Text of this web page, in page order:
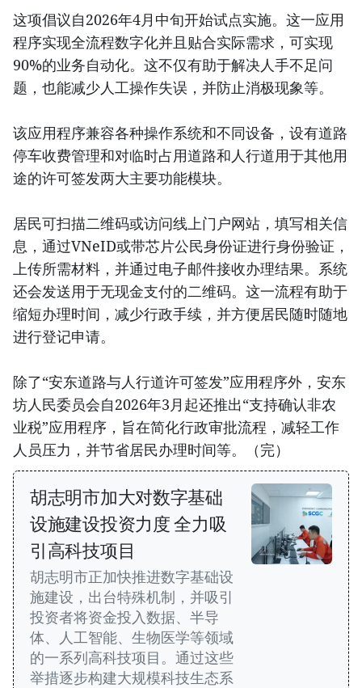
这项倡议自2026年4月中旬开始试点实施。这一应用
程序实现全流程数字化并且贴合实际需求，可实现
90%的业务自动化。这不仅有助于解决人手不足问
题，也能减少人工操作失误，并防止消极现象等。
该应用程序兼容各种操作系统和不同设备，设有道路
停车收费管理和对临时占用道路和人行道用于其他用
途的许可签发两大主要功能模块。
居民可扫描二维码或访问线上门户网站，填写相关信
息，通过VNeID或带芯片公民身份证进行身份验证，
上传所需材料，并通过电子邮件接收办理结果。系统
还会发送用于无现金支付的二维码。这一流程有助于
缩短办理时间，减少行政手续，并方便居民随时随地
进行登记申请。
除了“安东道路与人行道许可签发”应用程序外，安东
坊人民委员会自2026年3月起还推出“支持确认非农
业税”应用程序，旨在简化行政审批流程，减轻工作
人员压力，并节省居民办理时间等。（完）
胡志明市加大对数字基础
设施建设投资力度 全力吸
引高科技项目
胡志明市正加快推进数字基础设
施建设，出台特殊机制，并吸引
投资者将资金投入数据、半导
体、人工智能、生物医学等领域
的一系列高科技项目。通过这些
举措逐步构建大规模科技生态系